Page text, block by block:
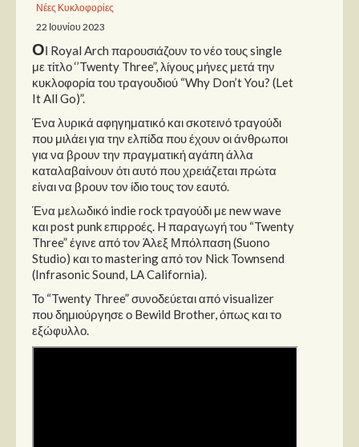
Σειρές
Ταινίες
Βιβλία
Video News
Καλλιτέχνες
Μουσικοί
Διάφοροι
Εκτός Συνόρων
Νέα
Στήλες
Polls
Small Talk
Νέες Κυκλοφορίες
22 Ιουνίου 2023
ΟΙ Royal Arch παρουσιάζουν το νέο τους single
με τίτλο ‘’Twenty Three”, λίγους μήνες μετά την
κυκλοφορία του τραγουδιού “Why Don’t You? (Let
It All Go)”.
Ένα λυρικά αφηγηματικό και σκοτεινό τραγούδι
που μιλάει για την ελπίδα που έχουν οι άνθρωποι
για να βρουν την πραγματική αγάπη άλλα
καταλαβαίνουν ότι αυτό που χρειάζεται πρώτα
είναι να βρουν τον ίδιο τους τον εαυτό.
Ένα μελωδικό indie rock τραγούδι με new wave
και post punk επιρροές. H παραγωγή του “Twenty
Three” έγινε από τον Άλεξ Μπόλπαση (Suono
Studio) και το mastering από τον Nick Townsend
(Infrasonic Sound, LA California).
Το “Twenty Three” συνοδεύεται από visualizer
που δημιούργησε ο Bewild Brother, όπως και το
εξώφυλλο.